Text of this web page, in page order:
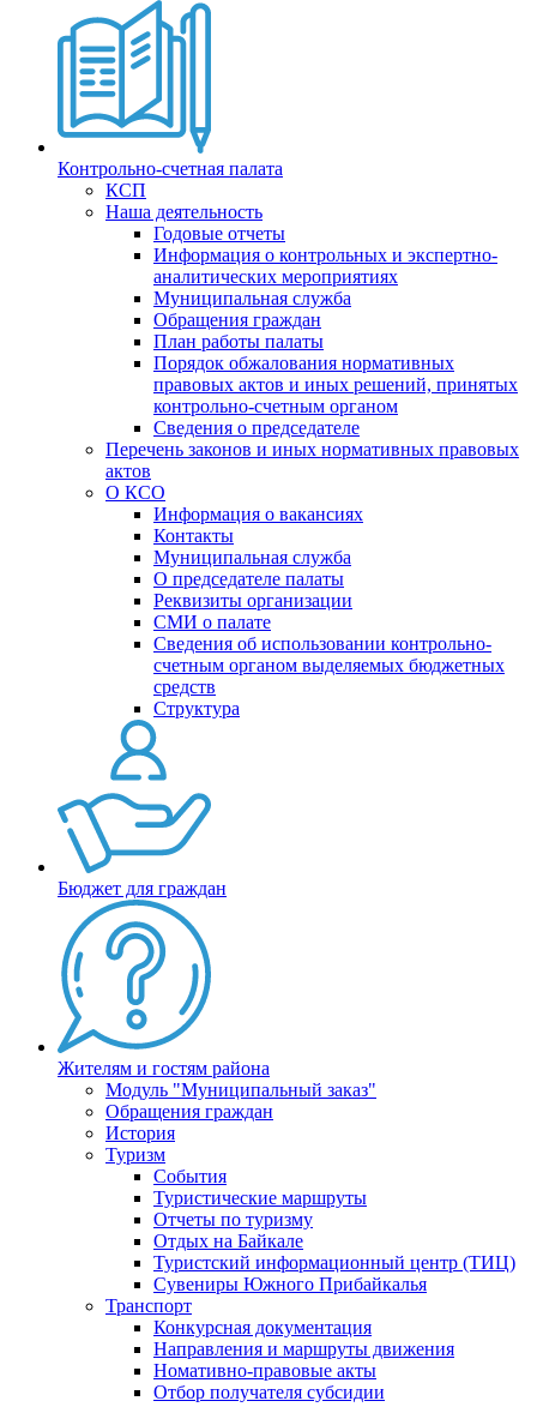
Контрольно-счетная палата
КСП
Наша деятельность
Годовые отчеты
Информация о контрольных и экспертно-
аналитических мероприятиях
Муниципальная служба
Обращения граждан
План работы палаты
Порядок обжалования нормативных
правовых актов и иных решений, принятых
контрольно-счетным органом
Сведения о председателе
Перечень законов и иных нормативных правовых
актов
О КСО
Информация о вакансиях
Контакты
Муниципальная служба
О председателе палаты
Реквизиты организации
СМИ о палате
Сведения об использовании контрольно-
счетным органом выделяемых бюджетных
средств
Структура
Бюджет для граждан
Жителям и гостям района
Модуль "Муниципальный заказ"
Обращения граждан
История
Туризм
События
Туристические маршруты
Отчеты по туризму
Отдых на Байкале
Туристский информационный центр (ТИЦ)
Сувениры Южного Прибайкалья
Транспорт
Конкурсная документация
Направления и маршруты движения
Номативно-правовые акты
Отбор получателя субсидии